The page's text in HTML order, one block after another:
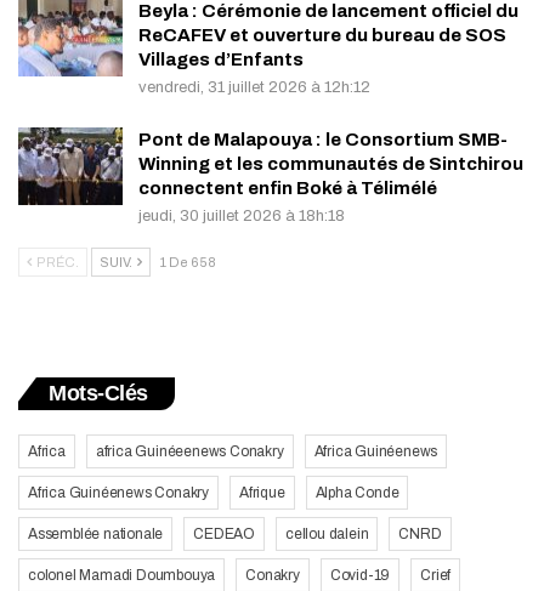
Beyla : Cérémonie de lancement officiel du
ReCAFEV et ouverture du bureau de SOS
Villages d’Enfants
vendredi, 31 juillet 2026 à 12h:12
Pont de Malapouya : le Consortium SMB-
Winning et les communautés de Sintchirou
connectent enfin Boké à Télimélé
jeudi, 30 juillet 2026 à 18h:18
PRÉC. SUIV. 1 De 658
Mots-Clés
Africa africa Guinéeenews Conakry Africa Guinéenews
Africa Guinéenews Conakry Afrique Alpha Conde
Assemblée nationale CEDEAO cellou dalein CNRD
colonel Mamadi Doumbouya Conakry Covid-19 Crief